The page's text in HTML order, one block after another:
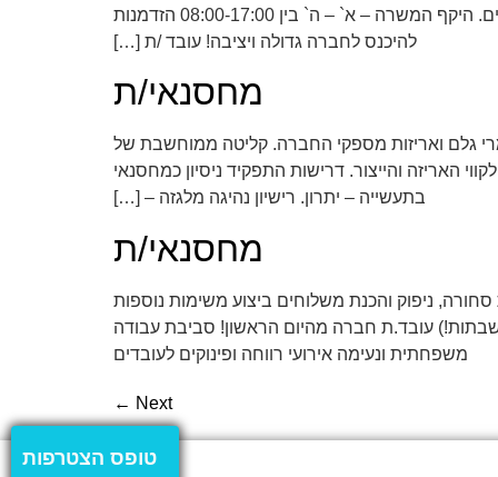
בינוי, אחזקת מבנים, שפכטל וצבע לקירות, תיקונים והתקנות ריצוף וחיפוי, מתכת ועץ, עבודות פרזול, תיקוני נגרות קלים. היקף המשרה – א` – ה` בין 08:00-17:00 הזדמנות
להיכנס לחברה גדולה ויציבה! עובד /ת […]
מחסנאי/ת
גלם ואריזות מספקי החברה. קליטה ממוחשבת של
והייצור. דרישות התפקיד ניסיון כמחסנאי
בתעשייה – יתרון. רישיון נהיגה מלגזה – […]
מחסנאי/ת
ניפוק והכנת משלוחים ביצוע משימות נוספות
– חובה! שכר 40-44 ש`ח לשעה משרה מלאה – א`-ה` 8:00-17:00 (ללא לילות ושבתות!) עובד.ת חברה מהיום הראשון! סביבת עבודה
משפחתית ונעימה אירועי רווחה ופינוקים לעובדים
Next
←
טופס הצטרפות